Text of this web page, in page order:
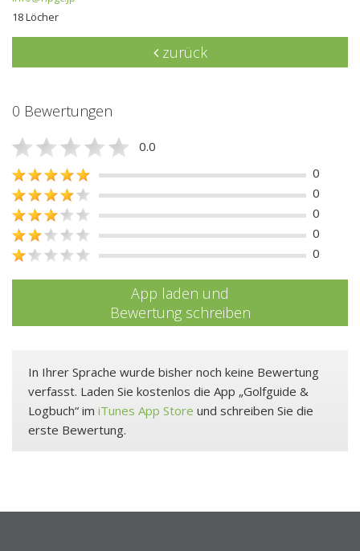
18 Löcher
zurück
0 Bewertungen
0.0
0
0
0
0
0
App laden und
Bewertung schreiben
In Ihrer Sprache wurde bisher noch keine Bewertung
verfasst. Laden Sie kostenlos die App „Golfguide &
Logbuch“ im iTunes App Store und schreiben Sie die
erste Bewertung.